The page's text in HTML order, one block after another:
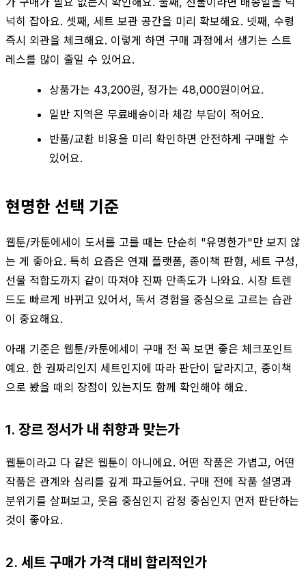
넉히 잡아요. 셋째, 세트 보관 공간을 미리 확보해요. 넷째, 수령
즉시 외관을 체크해요. 이렇게 하면 구매 과정에서 생기는 스트
레스를 많이 줄일 수 있어요.
상품가는 43,200원, 정가는 48,000원이어요.
일반 지역은 무료배송이라 체감 부담이 적어요.
반품/교환 비용을 미리 확인하면 안전하게 구매할 수
있어요.
현명한 선택 기준
웹툰/카툰에세이 도서를 고를 때는 단순히 "유명한가"만 보지 않
는 게 좋아요. 특히 요즘은 연재 플랫폼, 종이책 판형, 세트 구성,
선물 적합도까지 같이 따져야 진짜 만족도가 나와요. 시장 트렌
드도 빠르게 바뀌고 있어서, 독서 경험을 중심으로 고르는 습관
이 중요해요.
아래 기준은 웹툰/카툰에세이 구매 전 꼭 보면 좋은 체크포인트
예요. 한 권짜리인지 세트인지에 따라 판단이 달라지고, 종이책
으로 봤을 때의 장점이 있는지도 함께 확인해야 해요.
1. 장르 정서가 내 취향과 맞는가
웹툰이라고 다 같은 웹툰이 아니에요. 어떤 작품은 가볍고, 어떤
작품은 관계와 심리를 깊게 파고들어요. 구매 전에 작품 설명과
분위기를 살펴보고, 웃음 중심인지 감정 중심인지 먼저 판단하는
것이 좋아요.
2. 세트 구매가 가격 대비 합리적인가